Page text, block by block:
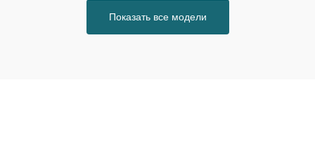
Показать все модели